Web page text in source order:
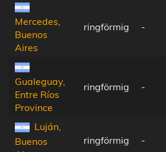
Mercedes,
Buenos
Aires
ringförmig -
Gualeguay,
Entre Ríos
Province
ringförmig -
Luján,
Buenos
ringförmig -